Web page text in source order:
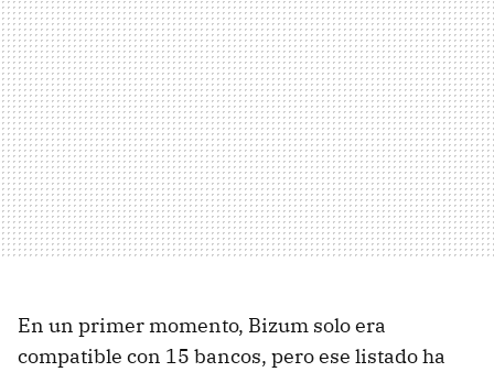
En un primer momento, Bizum solo era
compatible con 15 bancos, pero ese listado ha